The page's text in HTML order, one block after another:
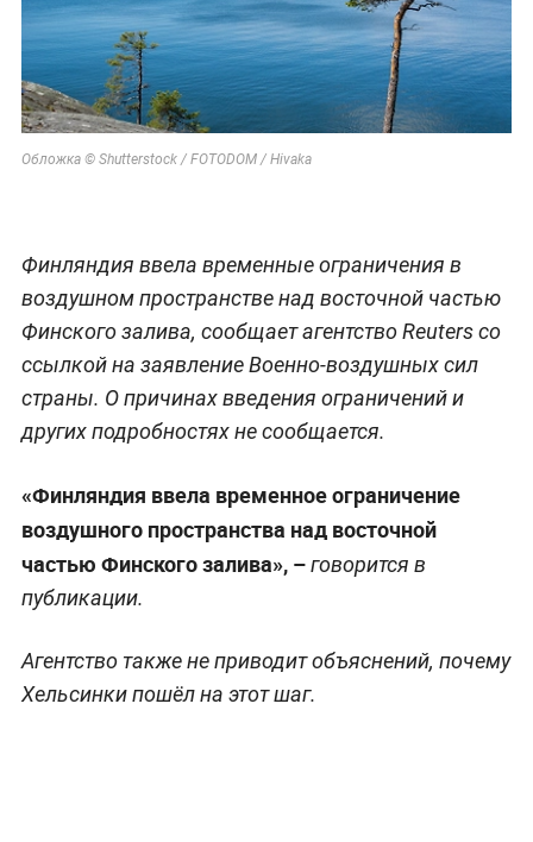
Обложка © Shutterstock / FOTODOM / Hivaka
Финляндия ввела временные ограничения в
воздушном пространстве над восточной частью
Финского залива, сообщает агентство Reuters со
ссылкой на заявление Военно-воздушных сил
страны. О причинах введения ограничений и
других подробностях не сообщается.
«Финляндия ввела временное ограничение
воздушного пространства над восточной
частью Финского залива», –говорится в
публикации.
Агентство также не приводит объяснений, почему
Хельсинки пошёл на этот шаг.